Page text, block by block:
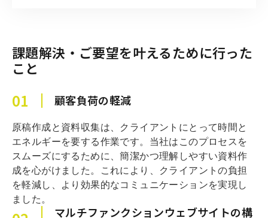
課題解決・ご要望を叶えるために行った
こと
01 顧客負荷の軽減
原稿作成と資料収集は、クライアントにとって時間と
エネルギーを要する作業です。当社はこのプロセスを
スムーズにするために、簡潔かつ理解しやすい資料作
成を心がけました。これにより、クライアントの負担
を軽減し、より効果的なコミュニケーションを実現し
ました。
マルチファンクションウェブサイトの構